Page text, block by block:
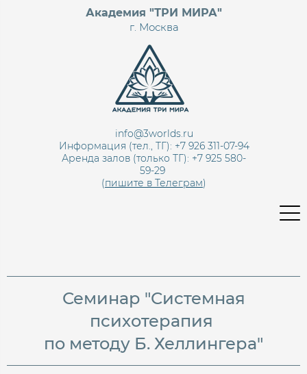
info@3worlds.ru
Информация (тел., ТГ): +7 926 311-07-94
Аренда залов (только ТГ): +7 925 580-
59-29
(пишите в Телеграм)
Академия "ТРИ МИРА"
г. Москва
Семинар "Системная
психотерапия
по методу Б. Хеллингера"